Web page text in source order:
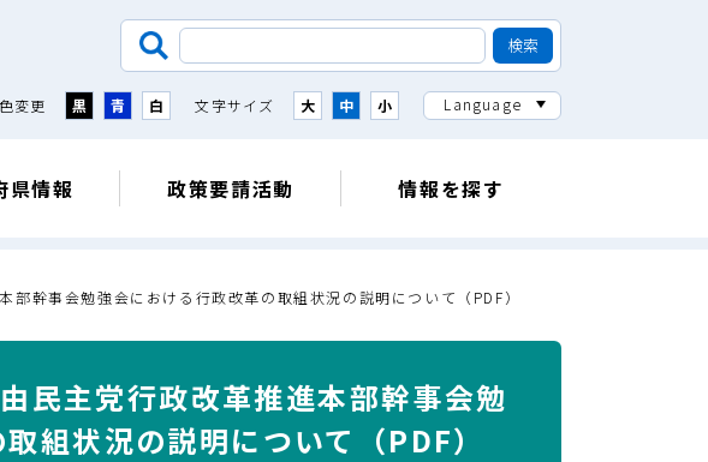
変更 黒 青 白 文字サイズ 大 中 小 Language
県情報 政策要請活動 情報を探す
幹事会勉強会における行政改革の取組状況の説明について（PDF）
主党行政改革推進本部幹事会勉
組状況の説明について（PDF）